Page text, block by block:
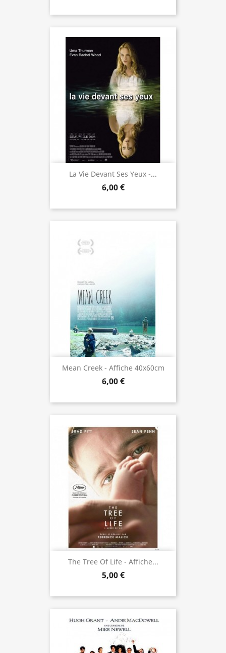
La Vie Devant Ses Yeux -...
6,00 €
Mean Creek - Affiche 40x60cm
6,00 €
The Tree Of Life - Affiche...
5,00 €